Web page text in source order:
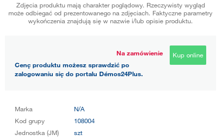
Zdjęcia produktu mają charakter poglądowy. Rzeczywisty wygląd
może odbiegać od prezentowanego na zdjęciach. Faktyczne parametry
wykończenia znajdują się w nazwie i/lub opisie produktu.
Na zamówienie
Cenę produktu możesz sprawdzić po
zalogowaniu się do portalu Démos24Plus.
Kup online
Marka
N/A
Kod grupy
108004
Jednostka (JM)
szt